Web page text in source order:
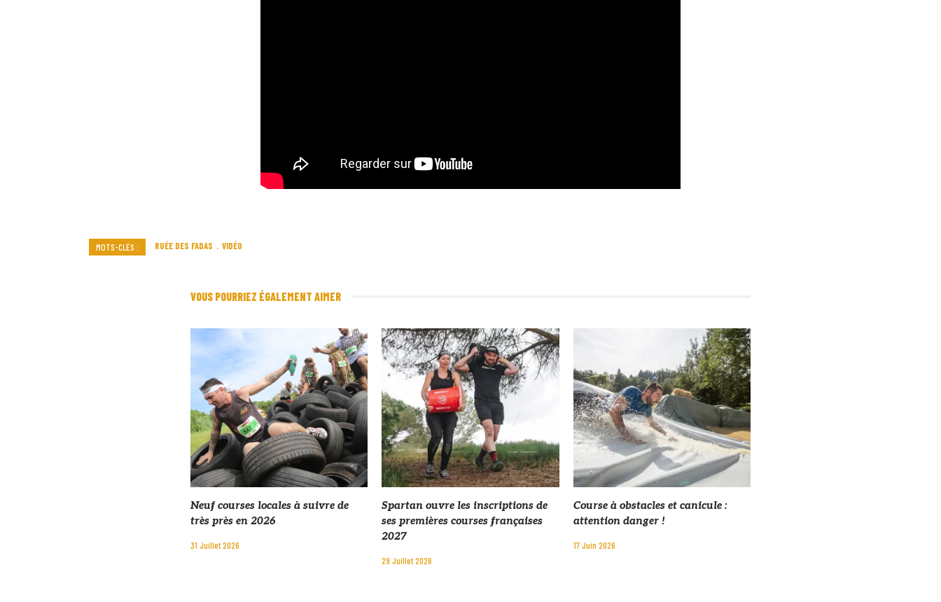
MOTS-CLÉS : RUÉE DES FADAS VIDÉO
VOUS POURRIEZ ÉGALEMENT AIMER
Neuf courses locales à suivre de
très près en 2026
31 Juillet 2026
Spartan ouvre les inscriptions de
ses premières courses françaises
2027
29 Juillet 2026
Course à obstacles et canicule :
attention danger !
17 Juin 2026